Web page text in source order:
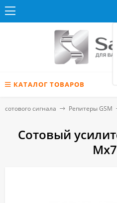
КАТАЛОГ ТОВАРОВ
сотового сигнала Репитеры GSM
Сотовый